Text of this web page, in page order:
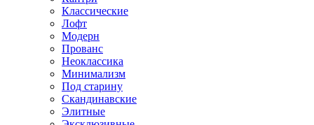
Классические
Лофт
Модерн
Прованс
Неоклассика
Минимализм
Под старину
Скандинавские
Элитные